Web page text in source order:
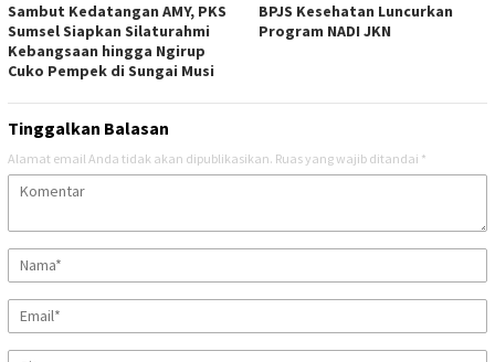
Sambut Kedatangan AMY, PKS
Sumsel Siapkan Silaturahmi
Kebangsaan hingga Ngirup
Cuko Pempek di Sungai Musi
BPJS Kesehatan Luncurkan
Program NADI JKN
Tinggalkan Balasan
Alamat email Anda tidak akan dipublikasikan. Ruas yang wajib ditandai *